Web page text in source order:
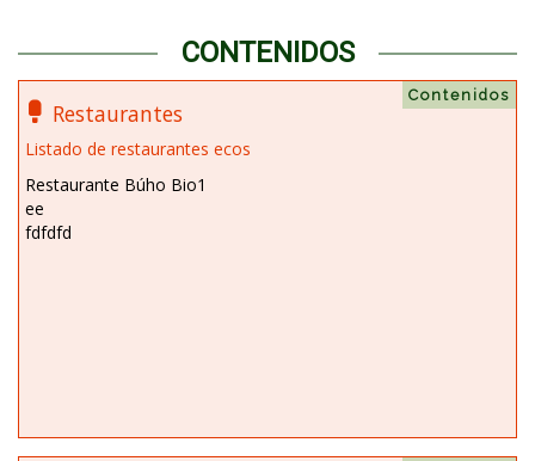
CONTENIDOS
Contenidos
Restaurantes
Listado de restaurantes ecos
Restaurante Búho Bio1
ee
fdfdfd